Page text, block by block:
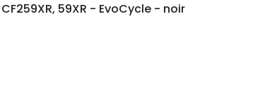
59XR - EvoCycle - noir